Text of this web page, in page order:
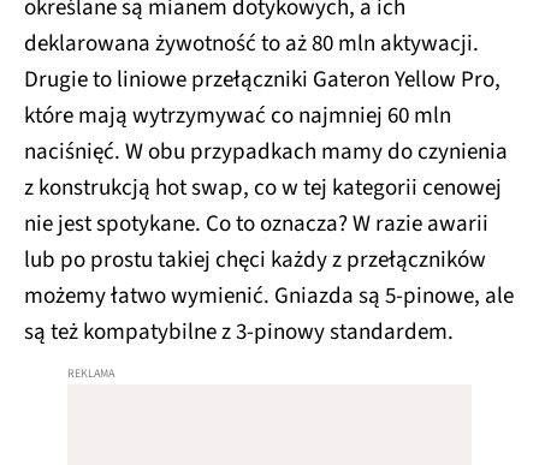
określane są mianem dotykowych, a ich
deklarowana żywotność to aż 80 mln aktywacji.
Drugie to liniowe przełączniki Gateron Yellow Pro,
które mają wytrzymywać co najmniej 60 mln
naciśnięć. W obu przypadkach mamy do czynienia
z konstrukcją hot swap, co w tej kategorii cenowej
nie jest spotykane. Co to oznacza? W razie awarii
lub po prostu takiej chęci każdy z przełączników
możemy łatwo wymienić. Gniazda są 5-pinowe, ale
są też kompatybilne z 3-pinowy standardem.